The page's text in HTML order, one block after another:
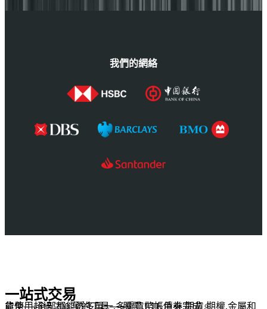
我們的網絡
一站式交易
能使用超過 200 萬的工具──股票,ETF,債券,期貨,期權,金屬和貨幣──全部都能透多單一,多重貨幣帳戶來完成。